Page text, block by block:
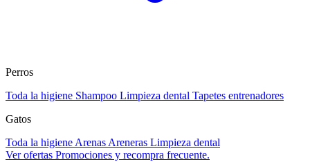
Perros
Toda la higiene Shampoo Limpieza dental Tapetes entrenadores
Gatos
Toda la higiene Arenas Areneras Limpieza dental
Ver ofertas Promociones y recompra frecuente.